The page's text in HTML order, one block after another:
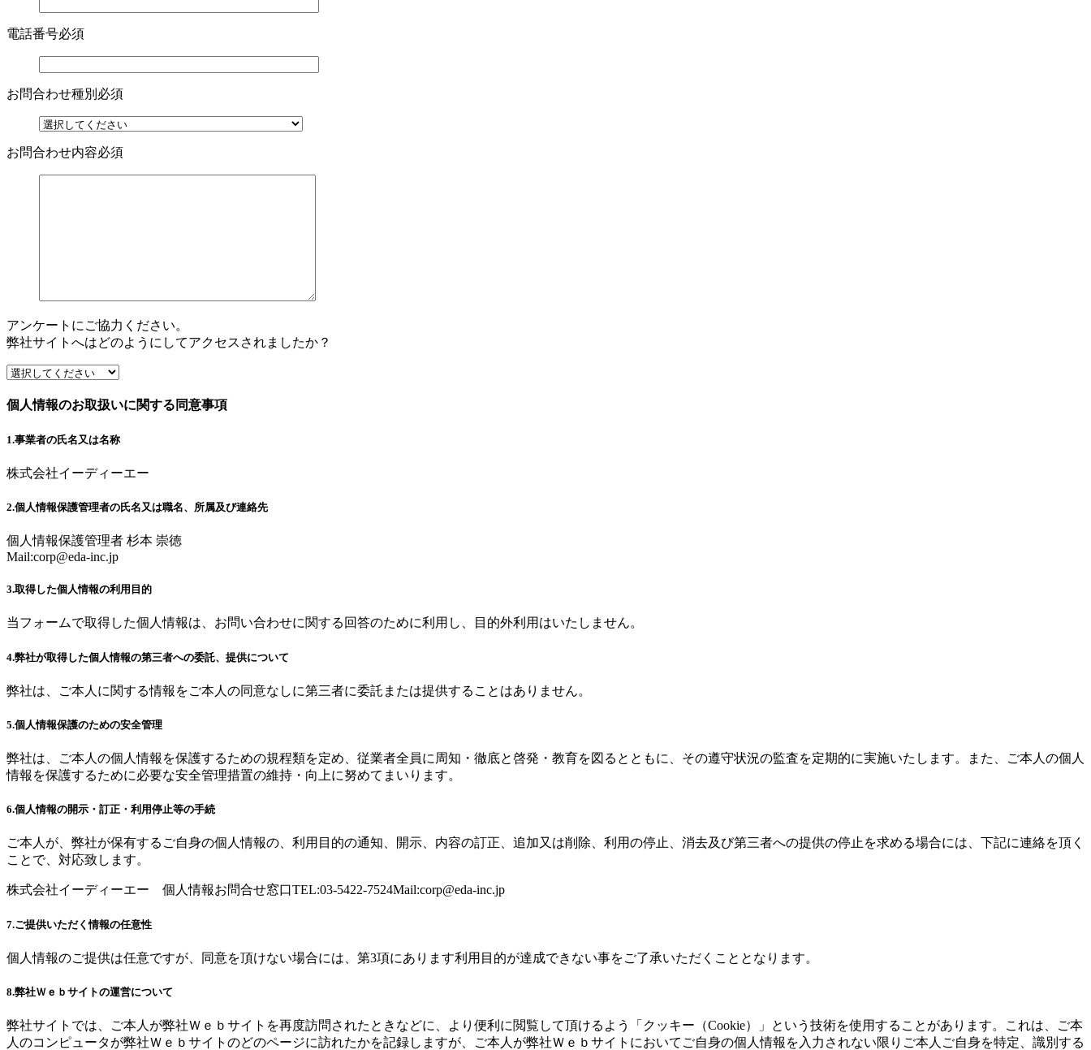
電話番号必須
お問合わせ種別 必須
お問合わせ内容必須
アンケートにご協力ください。
弊社サイトへはどのようにしてアクセスされましたか？
個人情報のお取扱いに関する同意事項
1.事業者の氏名又は名称
株式会社イーディーエー
2.個人情報保護管理者の氏名又は職名、所属及び連絡先
個人情報保護管理者 杉本 崇徳
Mail:corp@eda-inc.jp
3.取得した個人情報の利用目的
当フォームで取得した個人情報は、お問い合わせに関する回答のために利用し、目的外利用はいたしません。
4.弊社が取得した個人情報の第三者への委託、提供について
弊社は、ご本人に関する情報をご本人の同意なしに第三者に委託または提供することはありません。
5.個人情報保護のための安全管理
弊社は、ご本人の個人情報を保護するための規程類を定め、従業者全員に周知・徹底と啓発・教育を図るとともに、その遵守状況の監査を定期的に実施いたします。また、ご本人の個人
情報を保護するために必要な安全管理措置の維持・向上に努めてまいります。
6.個人情報の開示・訂正・利用停止等の手続
ご本人が、弊社が保有するご自身の個人情報の、利用目的の通知、開示、内容の訂正、追加又は削除、利用の停止、消去及び第三者への提供の停止を求める場合には、下記に連絡を頂く
ことで、対応致します。
株式会社イーディーエー 個人情報お問合せ窓口TEL:03-5422-7524Mail:corp@eda-inc.jp
7.ご提供いただく情報の任意性
個人情報のご提供は任意ですが、同意を頂けない場合には、第3項にあります利用目的が達成できない事をご了承いただくこととなります。
8.弊社Ｗｅｂサイトの運営について
弊社サイトでは、ご本人が弊社Ｗｅｂサイトを再度訪問されたときなどに、より便利に閲覧して頂けるよう「クッキー（Cookie）」という技術を使用することがあります。これは、ご本
人のコンピュータが弊社Ｗｅｂサイトのどのページに訪れたかを記録しますが、ご本人が弊社Ｗｅｂサイトにおいてご自身の個人情報を入力されない限りご本人ご自身を特定、識別する